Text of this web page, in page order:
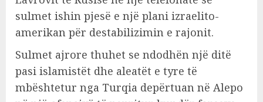
sulmet ishin pjesë e një plani izraelito-
amerikan për destabilizimin e rajonit.
Sulmet ajrore thuhet se ndodhën një ditë
pasi islamistët dhe aleatët e tyre të
mbështetur nga Turqia depërtuan në Alepo